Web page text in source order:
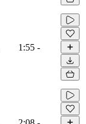
1:55 -